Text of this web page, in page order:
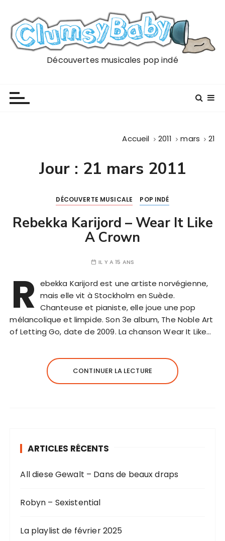
Découvertes musicales pop indé
Accueil 2011 mars 21
Jour : 21 mars 2011
DÉCOUVERTE MUSICALE POP INDÉ
Rebekka Karijord – Wear It Like
A Crown
IL Y A 15 ANS
R ebekka Karijord est une artiste norvégienne,
mais elle vit à Stockholm en Suède.
Chanteuse et pianiste, elle joue une pop
mélancolique et limpide. Son 3e album, The Noble Art
of Letting Go, date de 2009. La chanson Wear It Like…
CONTINUER LA LECTURE
ARTICLES RÉCENTS
All diese Gewalt – Dans de beaux draps
Robyn – Sexistential
La playlist de février 2025